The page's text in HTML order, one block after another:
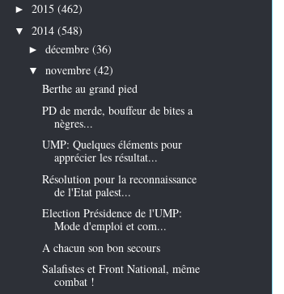
► 2015 (462)
▼ 2014 (548)
► décembre (36)
▼ novembre (42)
Berthe au grand pied
PD de merde, bouffeur de bites a
nègres...
UMP: Quelques éléments pour
apprécier les résultat...
Résolution pour la reconnaissance
de l'Etat palest...
Election Présidence de l'UMP:
Mode d'emploi et com...
A chacun son bon secours
Salafistes et Front National, même
combat !